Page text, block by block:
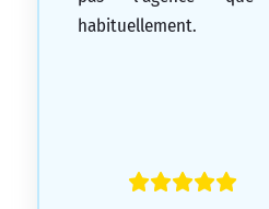
habituellement.